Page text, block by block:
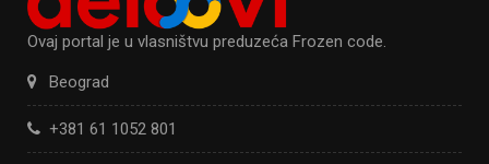
Ovaj portal je u vlasništvu preduzeća Frozen code.
Beograd
+381 61 1052 801